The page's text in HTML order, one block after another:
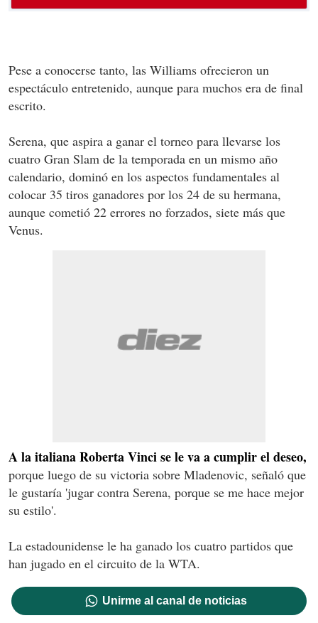
Pese a conocerse tanto, las Williams ofrecieron un
espectáculo entretenido, aunque para muchos era de final
escrito.
Serena, que aspira a ganar el torneo para llevarse los
cuatro Gran Slam de la temporada en un mismo año
calendario, dominó en los aspectos fundamentales al
colocar 35 tiros ganadores por los 24 de su hermana,
aunque cometió 22 errores no forzados, siete más que
Venus.
A la italiana Roberta Vinci se le va a cumplir el deseo,
porque luego de su victoria sobre Mladenovic, señaló que
le gustaría 'jugar contra Serena, porque se me hace mejor
su estilo'.
La estadounidense le ha ganado los cuatro partidos que
han jugado en el circuito de la WTA.
Unirme al canal de noticias